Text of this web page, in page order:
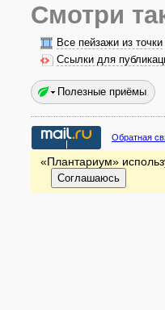
Смотри
Все пейзажи из точки
Ссылки для
Полезные приёмы
Обратная
«Плантариум»
Соглашаюсь